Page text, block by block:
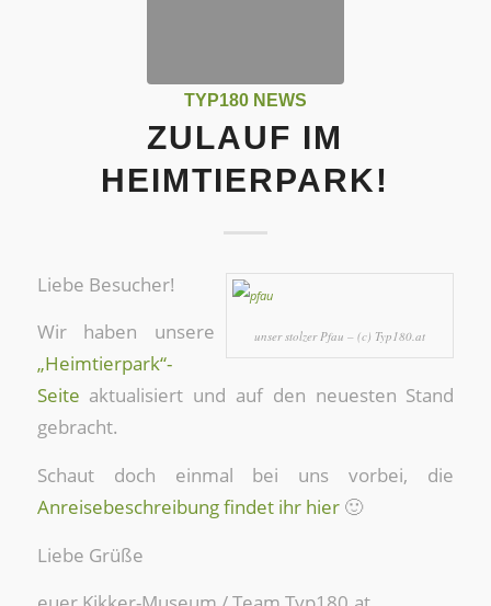
TYP180 NEWS
ZULAUF IM
HEIMTIERPARK!
unser stolzer Pfau – (c) Typ180.at
Liebe Besucher!
Wir haben unsere
„Heimtierpark“-
Seite aktualisiert und auf den neuesten Stand
gebracht.
Schaut doch einmal bei uns vorbei, die
Anreisebeschreibung findet ihr hier🙂
Liebe Grüße